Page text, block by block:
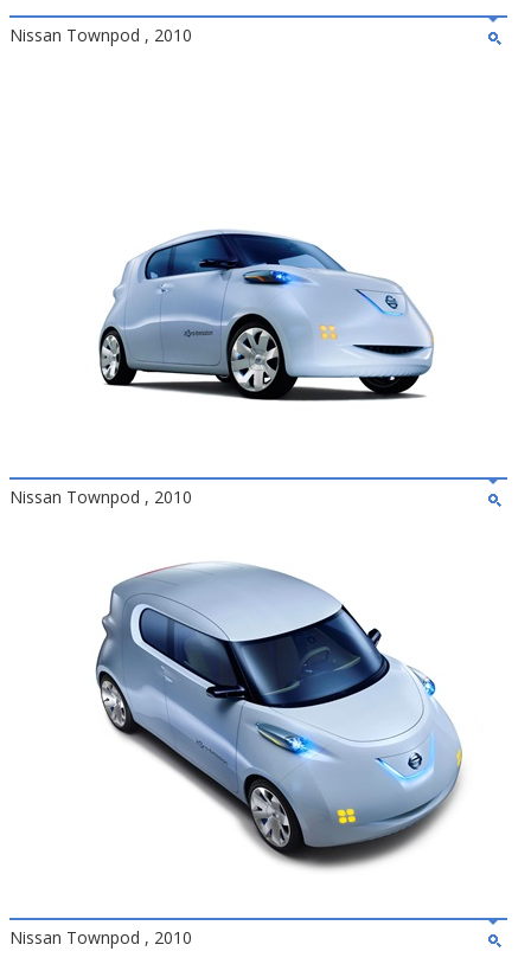
Nissan Townpod , 2010
Nissan Townpod , 2010
Nissan Townpod , 2010